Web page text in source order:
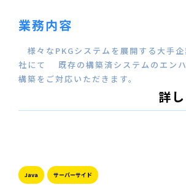
業務内容
様々なPKGシステムを展開する大手企
社にて 既存の構築済システムのエン
構築をご対応いただきます。
詳
Java サーバーサイド